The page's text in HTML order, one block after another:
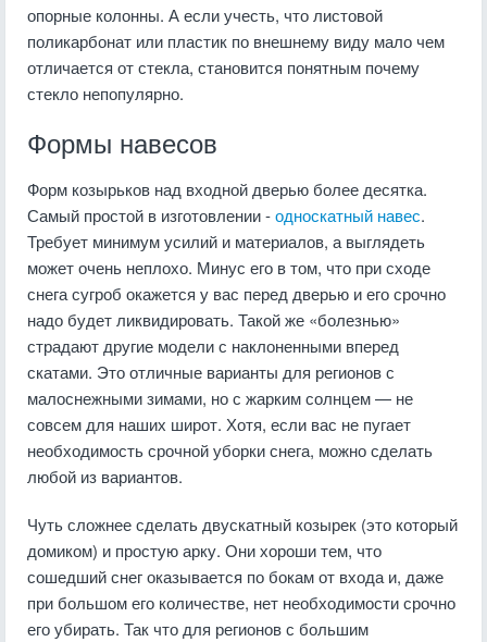
опорные колонны. А если учесть, что листовой
поликарбонат или пластик по внешнему виду мало чем
отличается от стекла, становится понятным почему
стекло непопулярно.
Формы навесов
Форм козырьков над входной дверью более десятка.
Самый простой в изготовлении -односкатный навес.
Требует минимум усилий и материалов, а выглядеть
может очень неплохо. Минус его в том, что при сходе
снега сугроб окажется у вас перед дверью и его срочно
надо будет ликвидировать. Такой же «болезнью»
страдают другие модели с наклоненными вперед
скатами. Это отличные варианты для регионов с
малоснежными зимами, но с жарким солнцем — не
совсем для наших широт. Хотя, если вас не пугает
необходимость срочной уборки снега, можно сделать
любой из вариантов.
Чуть сложнее сделать двускатный козырек (это который
домиком) и простую арку. Они хороши тем, что
сошедший снег оказывается по бокам от входа и, даже
при большом его количестве, нет необходимости срочно
его убирать. Так что для регионов с большим